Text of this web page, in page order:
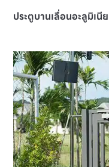
ประตูบานเลื่อนอะลูมิเ